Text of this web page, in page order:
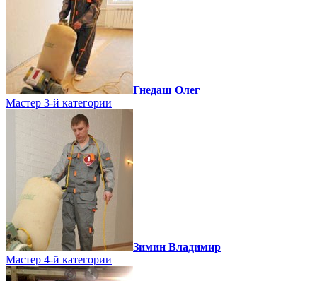
Гнедаш Олег
Мастер 3-й категории
Зимин Владимир
Мастер 4-й категории